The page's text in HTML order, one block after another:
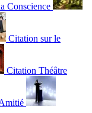
Conscience
Citation sur le
Citation Théâtre